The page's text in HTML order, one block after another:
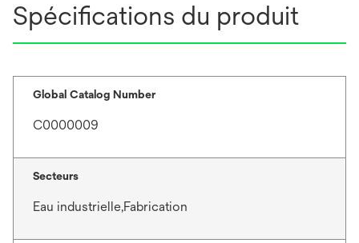
Spécifications du produit
Global Catalog Number
C0000009
Secteurs
Eau industrielle,Fabrication